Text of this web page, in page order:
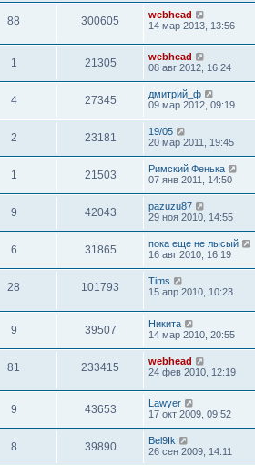
88 300605
webhead
14 мар 2013, 13:56
1 21305
webhead
08 авг 2012, 16:24
4 27345
дмитрий_ф
09 мар 2012, 09:19
2 23181
19/05
20 мар 2011, 19:45
1 21503
Римский Фенька
07 янв 2011, 14:50
9 42043
pazuzu87
29 ноя 2010, 14:55
6 31865
пока еще не лысый
16 авг 2010, 16:19
28 101793
Tims
15 апр 2010, 10:23
9 39507
Hикита
14 мар 2010, 20:55
81 233415
webhead
24 фев 2010, 12:19
9 43653
Lawyer
17 окт 2009, 09:52
8 39890
Bel9Ik
26 сен 2009, 14:11